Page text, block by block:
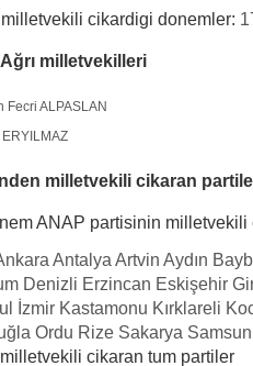
cikardigi donemler:
milletvekilleri
Fecri ALPASLAN
milletvekili cikaran
ANAP partisinin
Antalya Artvin Aydın
Denizli Erzincan Eskişehir
İzmir Kastamonu Kırklareli
Ordu Rize Sakarya Samsun
cikaran tum partiler